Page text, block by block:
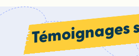
Témoignages